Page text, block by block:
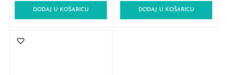
DODAJ U KOŠARICU DODAJ U KOŠARICU